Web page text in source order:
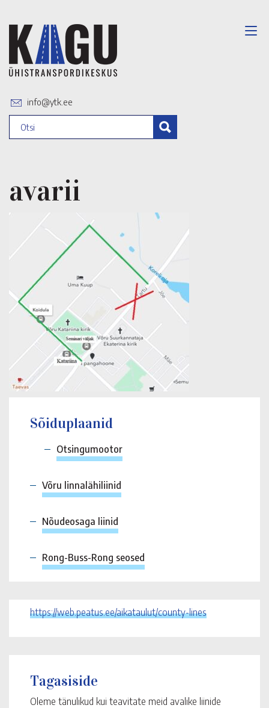
info@ytk.ee
avarii
Sõiduplaanid
Otsingumootor
Võru linnalähiliinid
Nõudeosaga liinid
Rong-Buss-Rong seosed
https://web.peatus.ee/aikataulut/county-lines
Tagasiside
Oleme tänulikud kui teavitate meid avalike liinide